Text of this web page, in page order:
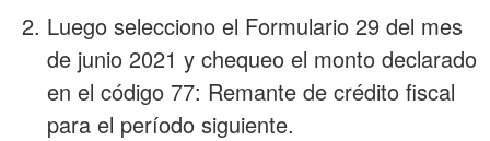
Luego selecciono el Formulario 29 del mes
de junio 2021 y chequeo el monto declarado
en el código 77: Remante de crédito fiscal
para el período siguiente.